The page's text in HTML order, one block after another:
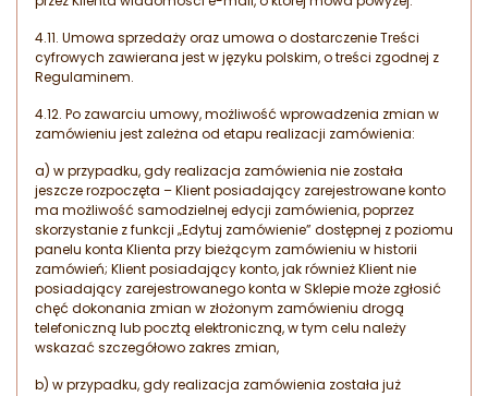
4.11. Umowa sprzedaży oraz umowa o dostarczenie Treści
cyfrowych zawierana jest w języku polskim, o treści zgodnej z
Regulaminem.
4.12. Po zawarciu umowy, możliwość wprowadzenia zmian w
zamówieniu jest zależna od etapu realizacji zamówienia:
a) w przypadku, gdy realizacja zamówienia nie została
jeszcze rozpoczęta – Klient posiadający zarejestrowane konto
ma możliwość samodzielnej edycji zamówienia, poprzez
skorzystanie z funkcji „Edytuj zamówienie” dostępnej z poziomu
panelu konta Klienta przy bieżącym zamówieniu w historii
zamówień; Klient posiadający konto, jak również Klient nie
posiadający zarejestrowanego konta w Sklepie może zgłosić
chęć dokonania zmian w złożonym zamówieniu drogą
telefoniczną lub pocztą elektroniczną, w tym celu należy
wskazać szczegółowo zakres zmian,
b) w przypadku, gdy realizacja zamówienia została już